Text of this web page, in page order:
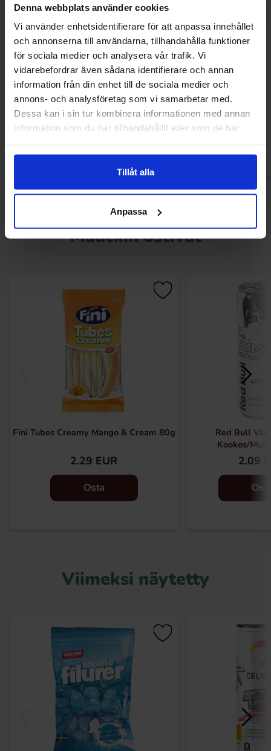
Denna webbplats använder cookies
Vi använder enhetsidentifierare för att anpassa innehållet
och annonserna till användarna, tillhandahålla funktioner
för sociala medier och analysera vår trafik. Vi
vidarebefordrar även sådana identifierare och annan
information från din enhet till de sociala medier och
annons- och analysföretag som vi samarbetar med.
Dessa kan i sin tur kombinera informationen med annan
information som du har tillhandahållit eller som de har
Tillåt alla
Anpassa
Marvel Hulk Gamma Sour Lime Soda
330ml
4.66 EUR
Osta
Brainrot Soda
2.68 EUR
Muutkin ostivat
Fini Tubes Creamy Mango & Cream 80g
2.29 EUR
Osta
Red Bull
Kookos/
2.09
Viimeksi näytetty